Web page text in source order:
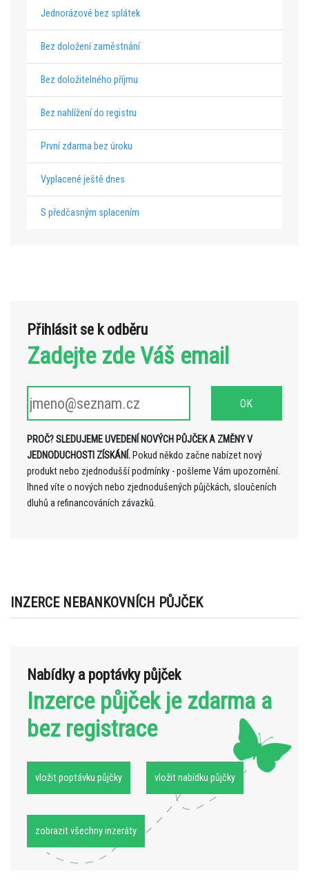
Jednorázové bez splátek
Bez doložení zaměstnání
Bez doložitelného příjmu
Bez nahlížení do registru
První zdarma bez úroku
Vyplacené ještě dnes
S předčasným splacením
Přihlásit se k odběru
Zadejte zde Váš email
PROČ? SLEDUJEME UVEDENÍ NOVÝCH PŮJČEK A ZMĚNY V
JEDNODUCHOSTI ZÍSKÁNÍ. Pokud někdo začne nabízet nový
produkt nebo zjednodušší podmínky - pošleme Vám upozornění.
Ihned víte o nových nebo zjednodušených půjčkách, sloučeních
dluhů a refinancováních závazků.
INZERCE NEBANKOVNÍCH PŮJČEK
Nabídky a poptávky půjček
Inzerce půjček je zdarma a
bez registrace
vložit poptávku půjčky vložit nabídku půjčky
zobrazit všechny inzeráty